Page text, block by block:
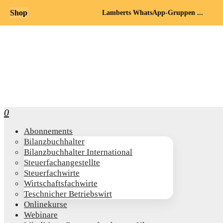
0
Abon­ne­ments
Bilanz­buch­hal­ter
Bilanz­buch­hal­ter International
Steu­er­fach­an­ge­stell­te
Steu­er­fach­wir­te
Wirt­schafts­fach­wir­te
Teschni­cher Betriebswirt
Online­kur­se
Web­i­na­re
Shop Lamberts WhatsApp-Gruppen ...